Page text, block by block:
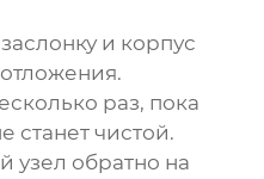
и корпус
раз, пока
станет чистой.
узел обратно на